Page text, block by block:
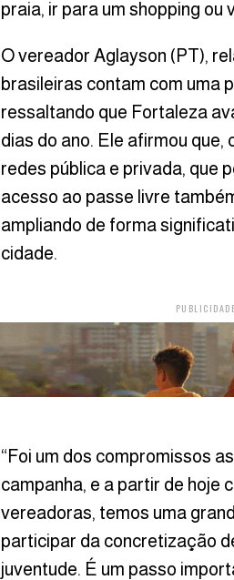
praia, ir para um shopping ou
O vereador Aglayson (PT),
brasileiras contam com uma
ressaltando que Fortaleza
dias do ano. Ele afirmou que,
redes pública e privada, que
acesso ao passe livre
ampliando de forma
cidade.
“Foi um dos compromissos
campanha, e a partir de hoje
vereadoras, temos uma
participar da concretização
juventude. É um passo